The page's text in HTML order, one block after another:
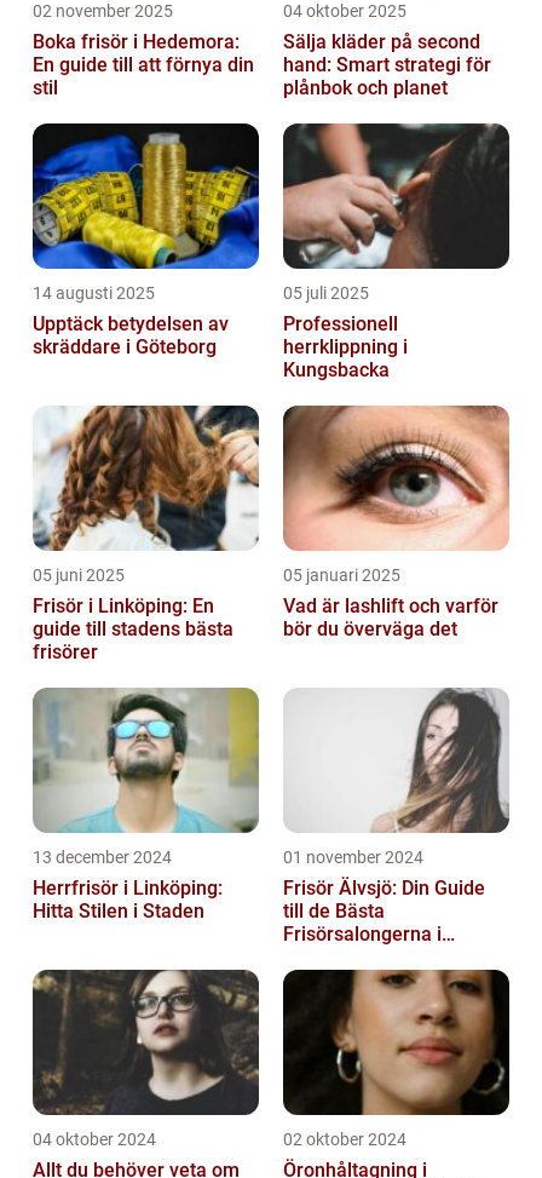
02 november 2025
Boka frisör i Hedemora:
En guide till att förnya din
stil
04 oktober 2025
Sälja kläder på second
hand: Smart strategi för
plånbok och planet
14 augusti 2025
Upptäck betydelsen av
skräddare i Göteborg
05 juli 2025
Professionell
herrklippning i
Kungsbacka
05 juni 2025
Frisör i Linköping: En
guide till stadens bästa
frisörer
05 januari 2025
Vad är lashlift och varför
bör du överväga det
13 december 2024
Herrfrisör i Linköping:
Hitta Stilen i Staden
01 november 2024
Frisör Älvsjö: Din Guide
till de Bästa
Frisörsalongerna i
04 oktober 2024
Allt du behöver veta om
02 oktober 2024
Öronhåltagning i